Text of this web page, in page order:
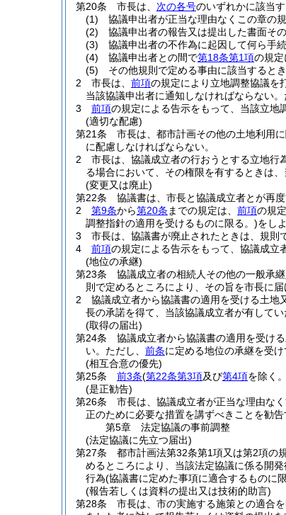
第20条
市長は、 次の各号のいずれかに該当
(1)
協議申出者が正当な理由なくこの章の
(2)
協議申出者の報告又は提出した書面そ
(3)
協議申出者の不作為に起因して何ら手
(4)
協議申出者との間で第18条第1項の規定
(5)
その他規則で定める事由に該当するとき
2
市長は、 前項の規定により立地調整協議を
当該協議申出者に通知しなければならない。
3
前項の規定による告示をもって、当該立地
(適切な配慮)
第21条
市長は、都市計画その他の土地利用
に配慮しなければならない。
2
市長は、協議成立者の行おうとする立地行
る場合において、その権限を有するときは
(変更又は廃止)
第22条
協議書は、市長と協議成立者とが再
2
第9条から第20条 までの規定は、 前項の規
調整指針の適用を受けるものに限る。)をし
3
市長は、協議書が廃止されたときは、規則
4
前項の規定による告示をもって、協議成立
(地位の承継)
第23条
協議成立者の相続人その他の一般承
則で定めるところにより、その旨を市長に届
2
協議成立者から協議書の適用を受ける土地
長の承諾を得て、当該協議成立者が有して
(取得の届出)
第24条
協議成立者から協議書の適用を受け
い。 ただし、 前条に定める地位の承継を受
(相互合意の優先)
第25条
前3条(第22条第3項及び第4項を除く
(是正勧告)
第26条
市長は、協議成立者が正当な理由な
正のために必要な措置を講ずべきことを勧告
第5章
法定協議の事前調整
(法定協議に先立つ届出)
第27条
都市計画法第32条第1項又は第2項の
めるところにより、当該法定協議に係る開
行為(協議書に定めた事項に適合するものに
(報告若しくは資料の提出又は技術的助言)
第28条
市長は、市の実施する施策との適合